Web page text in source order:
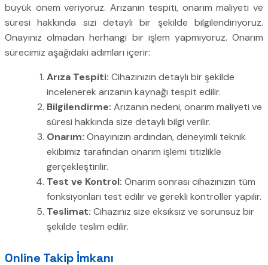
büyük önem veriyoruz. Arızanın tespiti, onarım maliyeti ve
süresi hakkında sizi detaylı bir şekilde bilgilendiriyoruz.
Onayınız olmadan herhangi bir işlem yapmıyoruz. Onarım
sürecimiz aşağıdaki adımları içerir:
Arıza Tespiti: Cihazınızın detaylı bir şekilde
incelenerek arızanın kaynağı tespit edilir.
Bilgilendirme: Arızanın nedeni, onarım maliyeti ve
süresi hakkında size detaylı bilgi verilir.
Onarım: Onayınızın ardından, deneyimli teknik
ekibimiz tarafından onarım işlemi titizlikle
gerçekleştirilir.
Test ve Kontrol: Onarım sonrası cihazınızın tüm
fonksiyonları test edilir ve gerekli kontroller yapılır.
Teslimat: Cihazınız size eksiksiz ve sorunsuz bir
şekilde teslim edilir.
Online Takip İmkanı